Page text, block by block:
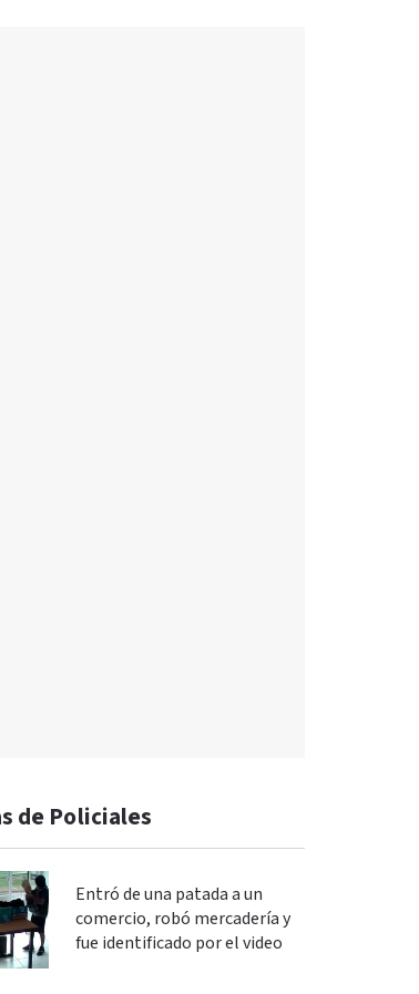
de Policiales
Entró de una patada a un
comercio, robó mercadería y
fue identificado por el video